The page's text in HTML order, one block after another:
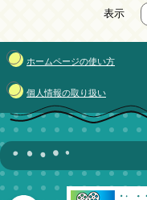
表示
ホームページの使い方
個人情報の取り扱い